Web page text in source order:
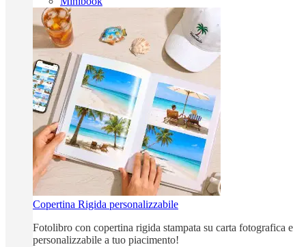
Copertina Rigida personalizzabile
Fotolibro con copertina rigida stampata su carta fotografica e
personalizzabile a tuo piacimento!